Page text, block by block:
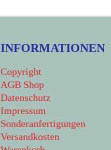
INFORMATIONEN
Copyright
AGB Shop
Datenschutz
Impressum
Sonderanfertigungen
Versandkosten